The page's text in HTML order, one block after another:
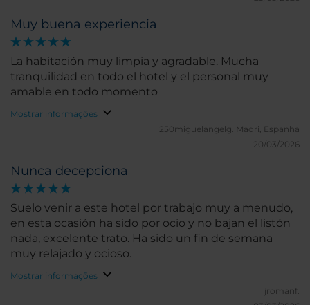
Muy buena experiencia
La habitación muy limpia y agradable. Mucha
tranquilidad en todo el hotel y el personal muy
amable en todo momento
Mostrar informações
250miguelangelg. Madri, Espanha
20/03/2026
Nunca decepciona
Suelo venir a este hotel por trabajo muy a menudo,
en esta ocasión ha sido por ocio y no bajan el listón
nada, excelente trato. Ha sido un fin de semana
muy relajado y ocioso.
Mostrar informações
jromanf.